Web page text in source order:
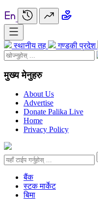
स्थानीय तह गण्डकी प्रदेश
मुख्य मेनुहरु
About Us
Advertise
Donate Palika Live
Home
Privacy Policy
बैंक
स्टक मार्केट
बिमा